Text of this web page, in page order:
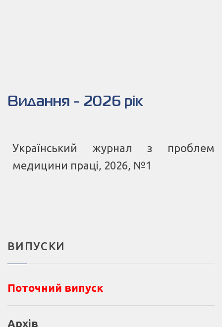
Видання - 2026 рік
Український журнал з проблем
медицини праці, 2026, №1
ВИПУСКИ
Поточний випуск
Архів